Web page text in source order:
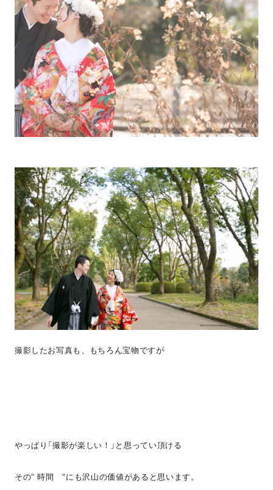
撮影したお写真も、もちろん宝物ですが
やっぱり「撮影が楽しい！」と思ってい頂ける
その” 時間 ”にも沢山の価値があると思います。